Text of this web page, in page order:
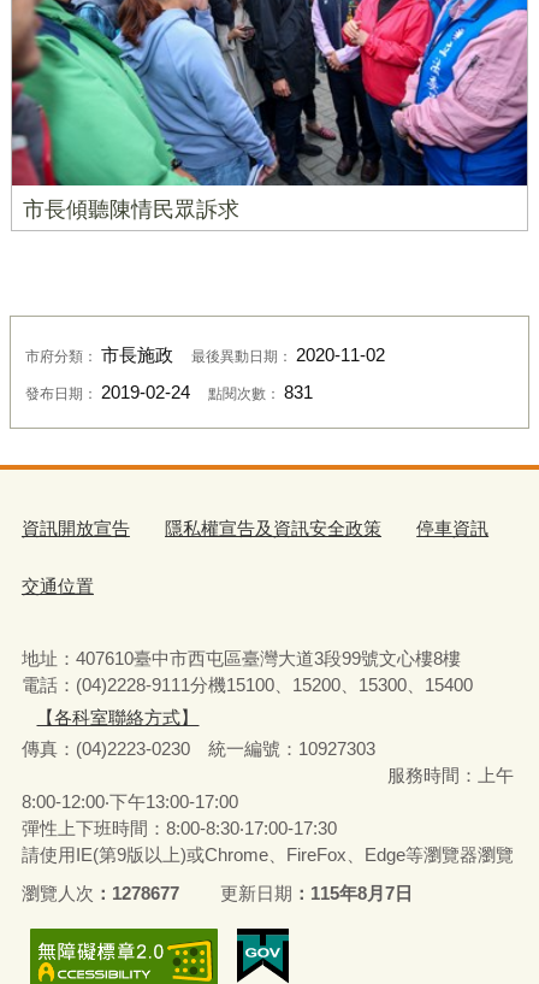
市長傾聽陳情民眾訴求
市府分類： 市長施政 最後異動日期： 2020-11-02
發布日期： 2019-02-24 點閱次數： 831
資訊開放宣告 隱私權宣告及資訊安全政策 停車資訊
交通位置
地址：407610臺中市西屯區臺灣大道3段99號文心樓8樓
電話：(04)2228-9111分機15100、15200、15300、15400
【各科室聯絡方式】
傳真：(04)2223-0230 統一編號 ： 10927303
服務時間：上午
8:00-12:00‧下午13:00-17:00
彈性上下班時間：8:00-8:30‧17:00-17:30
請使用IE(第9版以上)或Chrome、FireFox、Edge等瀏覽器瀏覽
瀏覽人次
1278677 更新日期 115年8月7日